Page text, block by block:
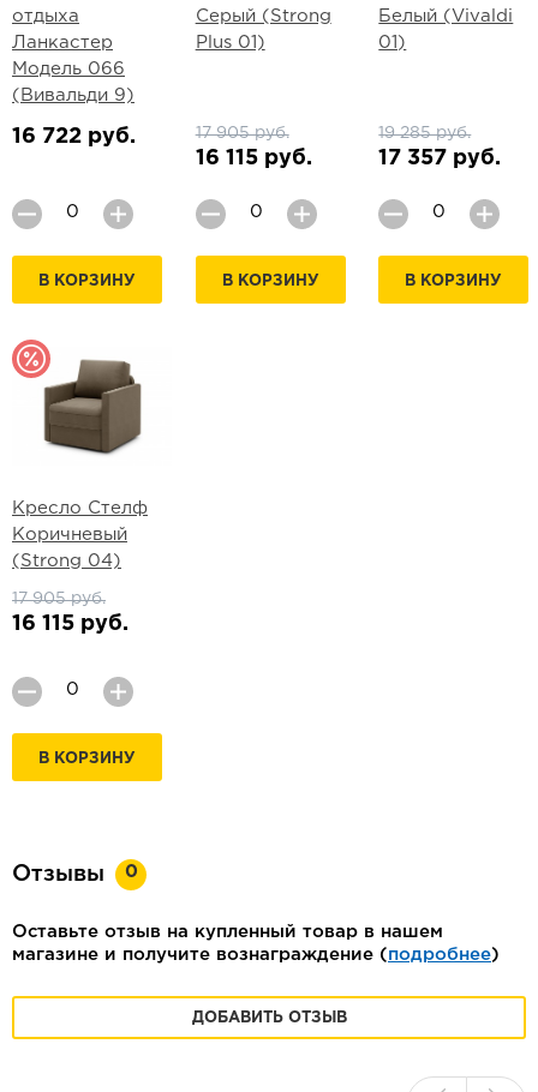
отдыха
Ланкастер
Модель 066
(Вивальди 9)
16 722 руб.
В КОРЗИНУ
Серый (Strong
Plus 01)
17 905 руб.
16 115 руб.
В КОРЗИНУ
Белый (Vivaldi
01)
19 285 руб.
17 357 руб.
В КОРЗИНУ
Кресло Стелф
Коричневый
(Strong 04)
17 905 руб.
16 115 руб.
В КОРЗИНУ
Отзывы 0
Оставьте отзыв на купленный товар в нашем
магазине и получите вознаграждение (подробнее)
ДОБАВИТЬ ОТЗЫВ